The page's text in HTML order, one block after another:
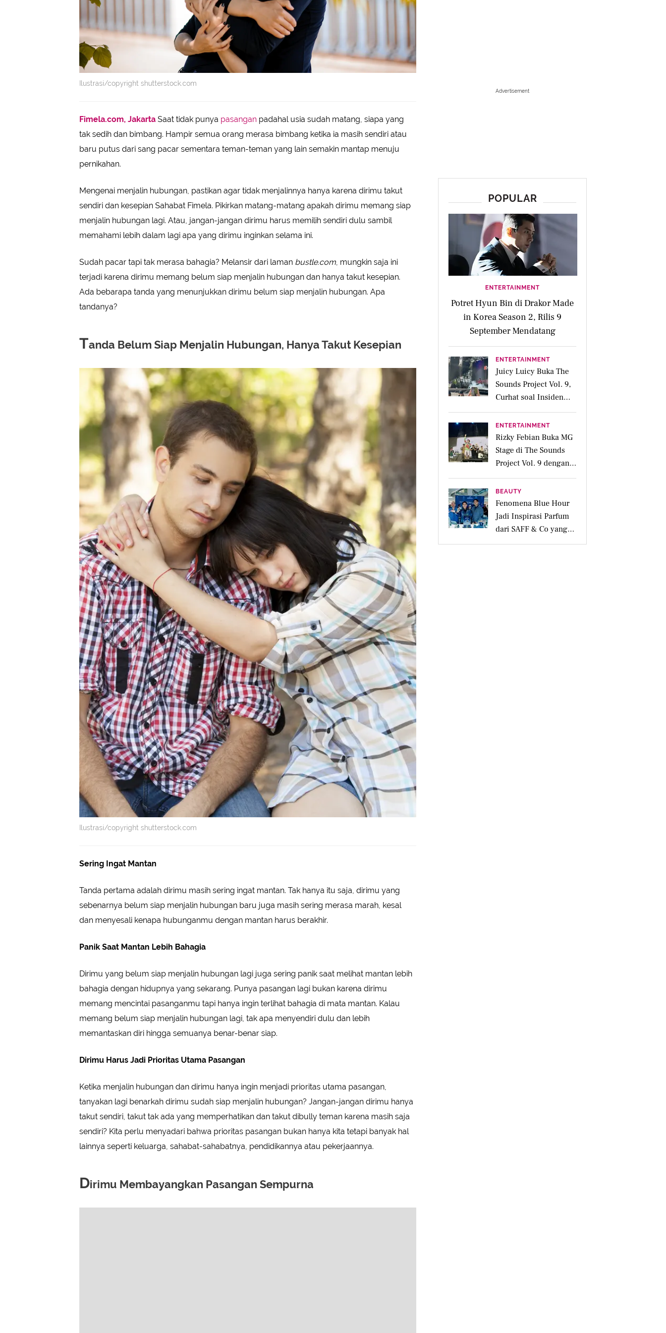
Ilustrasi/copyright shutterstock.com
Fimela.com, Jakarta Saat tidak punya pasangan padahal usia sudah matang, siapa yang
tak sedih dan bimbang. Hampir semua orang merasa bimbang ketika ia masih sendiri atau
baru putus dari sang pacar sementara teman-teman yang lain semakin mantap menuju
pernikahan.
Mengenai menjalin hubungan, pastikan agar tidak menjalinnya hanya karena dirimu takut
sendiri dan kesepian Sahabat Fimela. Pikirkan matang-matang apakah dirimu memang siap
menjalin hubungan lagi. Atau, jangan-jangan dirimu harus memilih sendiri dulu sambil
memahami lebih dalam lagi apa yang dirimu inginkan selama ini.
Sudah pacar tapi tak merasa bahagia? Melansir dari laman bustle.com , mungkin saja ini
terjadi karena dirimu memang belum siap menjalin hubungan dan hanya takut kesepian.
Ada bebarapa tanda yang menunjukkan dirimu belum siap menjalin hubungan. Apa
tandanya?
Tanda Belum Siap Menjalin Hubungan, Hanya Takut Kesepian
Ilustrasi/copyright shutterstock.com
Sering Ingat Mantan
Tanda pertama adalah dirimu masih sering ingat mantan. Tak hanya itu saja, dirimu yang
sebenarnya belum siap menjalin hubungan baru juga masih sering merasa marah, kesal
dan menyesali kenapa hubunganmu dengan mantan harus berakhir.
Panik Saat Mantan Lebih Bahagia
Dirimu yang belum siap menjalin hubungan lagi juga sering panik saat melihat mantan lebih
bahagia dengan hidupnya yang sekarang. Punya pasangan lagi bukan karena dirimu
memang mencintai pasanganmu tapi hanya ingin terlihat bahagia di mata mantan. Kalau
memang belum siap menjalin hubungan lagi, tak apa menyendiri dulu dan lebih
memantaskan diri hingga semuanya benar-benar siap.
Dirimu Harus Jadi Prioritas Utama Pasangan
Ketika menjalin hubungan dan dirimu hanya ingin menjadi prioritas utama pasangan,
tanyakan lagi benarkah dirimu sudah siap menjalin hubungan? Jangan-jangan dirimu hanya
takut sendiri, takut tak ada yang memperhatikan dan takut dibully teman karena masih saja
sendiri? Kita perlu menyadari bahwa prioritas pasangan bukan hanya kita tetapi banyak hal
lainnya seperti keluarga, sahabat-sahabatnya, pendidikannya atau pekerjaannya.
Dirimu Membayangkan Pasangan Sempurna
Advertisement
POPULAR
ENTERTAINMENT
Potret Hyun Bin di Drakor Made
in Korea Season 2, Rilis 9
September Mendatang
ENTERTAINMENT
Juicy Luicy Buka The
Sounds Project Vol. 9,
Curhat soal Insiden
Salah Kostum
ENTERTAINMENT
Rizky Febian Buka MG
Stage di The Sounds
Project Vol. 9 dengan
Deretan Hitsnya
BEAUTY
Fenomena Blue Hour
Jadi Inspirasi Parfum
dari SAFF & Co yang
Beraroma Hangat dan